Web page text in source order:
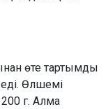
өте тартымды
Өлшемі
г. Алма